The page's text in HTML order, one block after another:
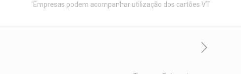
Empresas podem acompanhar utilização dos cartões VT